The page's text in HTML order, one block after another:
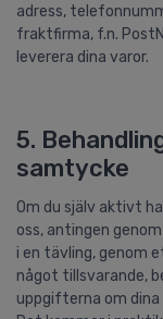
adress,
fraktfirma, f.n.
leverera dina varor.
5.
samtycke
Om du själv aktivt
oss, antingen
i en tävling, genom
något tillsvarande,
uppgifterna om